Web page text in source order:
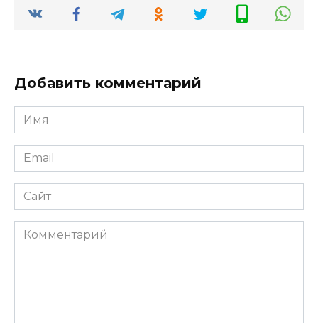
Добавить комментарий
Имя
*
Email
*
Сайт
Комментарий